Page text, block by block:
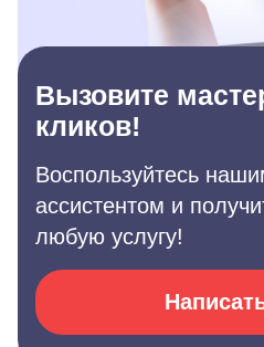
Вызовите
кликов!
Воспользуйтесь
ассистентом и
любую услугу!